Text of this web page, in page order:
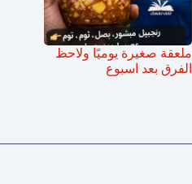
ملعقة صغيرة يوميًا ولاحظ
الفرق بعد اسبوع